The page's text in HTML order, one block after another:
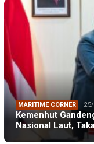
MARITIME CORNER
Kemenhut
Nasional Laut,